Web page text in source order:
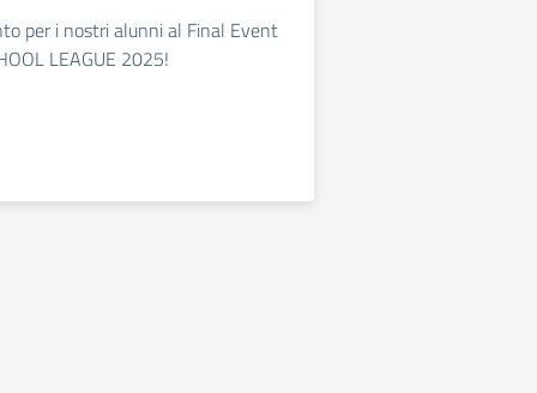
per i nostri alunni al Final Event
LEAGUE 2025!